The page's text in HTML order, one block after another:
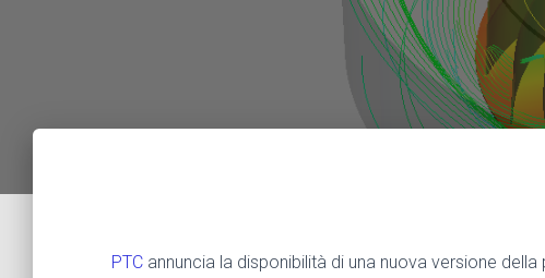
PTC annuncia la disponibilità di una nuova versione